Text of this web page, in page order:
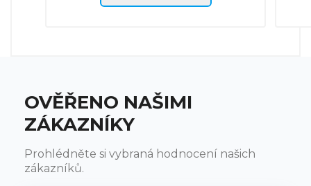
OVĚŘENO NAŠIMI
ZÁKAZNÍKY
Prohlédněte si vybraná hodnocení našich
zákazníků.